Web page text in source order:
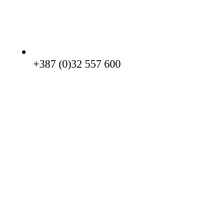
+387 (0)32 557 600